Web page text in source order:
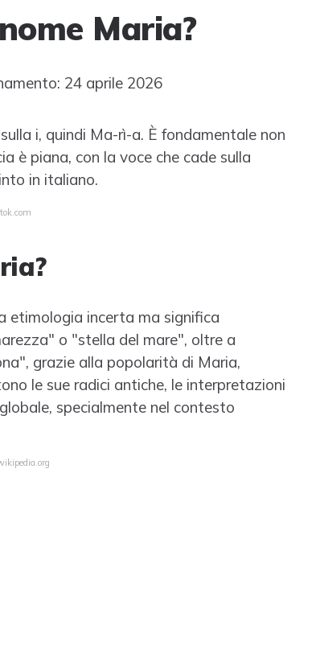
Maria?
24 aprile 2026
i, quindi Ma-rì-a. È fondamentale non
è piana, con la voce che cade sulla
in italiano.
etimologia incerta ma significa
o "stella del mare", oltre a
grazie alla popolarità di Maria,
le sue radici antiche, le interpretazioni
specialmente nel contesto